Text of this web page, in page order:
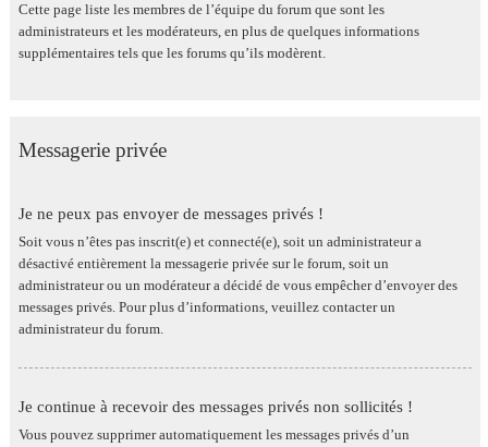
Cette page liste les membres de l’équipe du forum que sont les
administrateurs et les modérateurs, en plus de quelques informations
supplémentaires tels que les forums qu’ils modèrent.
Messagerie privée
Je ne peux pas envoyer de messages privés !
Soit vous n’êtes pas inscrit(e) et connecté(e), soit un administrateur a
désactivé entièrement la messagerie privée sur le forum, soit un
administrateur ou un modérateur a décidé de vous empêcher d’envoyer des
messages privés. Pour plus d’informations, veuillez contacter un
administrateur du forum.
Je continue à recevoir des messages privés non sollicités !
Vous pouvez supprimer automatiquement les messages privés d’un